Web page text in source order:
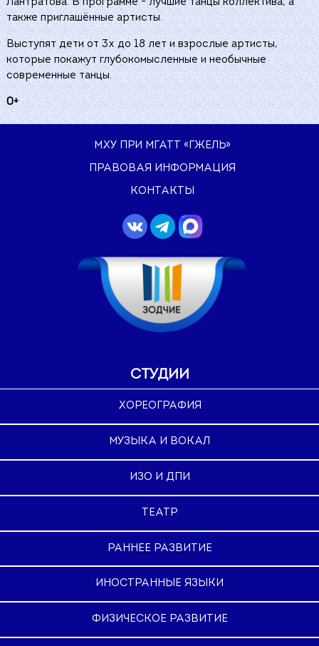
Лантратова. В программе - лучшие танцы коллектива, а
также приглашённые артисты.
Выступят дети от 3х до 18 лет и взрослые артисты,
которые покажут глубокомысленные и необычные
современные танцы.
0+
МХУ ПРИ МГАТТ «ГЖЕЛЬ»
ПРАВОВАЯ ИНФОРМАЦИЯ
КОНТАКТЫ
СТУДИИ
ХОРЕОГРАФИЯ
МУЗЫКА И ВОКАЛ
ИЗО И ДПИ
ТЕАТР
РАННЕЕ РАЗВИТИЕ
ИНОСТРАННЫЕ ЯЗЫКИ
ФИЗИЧЕСКОЕ РАЗВИТИЕ